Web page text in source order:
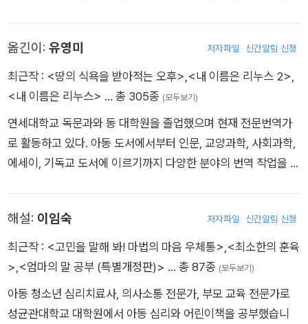
야기예요.
옮긴이: 유영미 저자파일 신간알림 신청
최근작 : <땅의 식욕을 받아적는 오후> <내 이름은 리누스 2>
<내 이름은 리누스> … 총 305종 (모두보기)
연세대학교 독문과와 동 대학원을 졸업했으며 현재 전문번역가
로 활동하고 있다. 아동 도서에서부터 인문, 교양과학, 사회과학,
에세이, 기독교 도서에 이르기까지 다양한 분야의 번역 작업을 하
존재하는 법》 《엄마, 나는 자라고 있어요》 《가문비나무의 노래》
등이 있다.
해설: 이임숙 저자파일 신간알림 신청
최근작 : <고민을 말해 봐! 마법의 마음 우체통> <최소한의 훈육
> <엄마의 말 공부 (특별개정판)> … 총 87종 (모두보기)
아동 청소년 심리치료사, 의사소통 전문가, 부모 교육 전문가로
성균관대학교 대학원에서 아동 심리와 어린이책을 공부했습니